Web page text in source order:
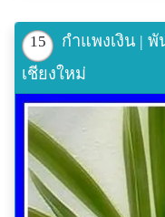
15
กำแพงเงิน | พั
เชียงใหม่